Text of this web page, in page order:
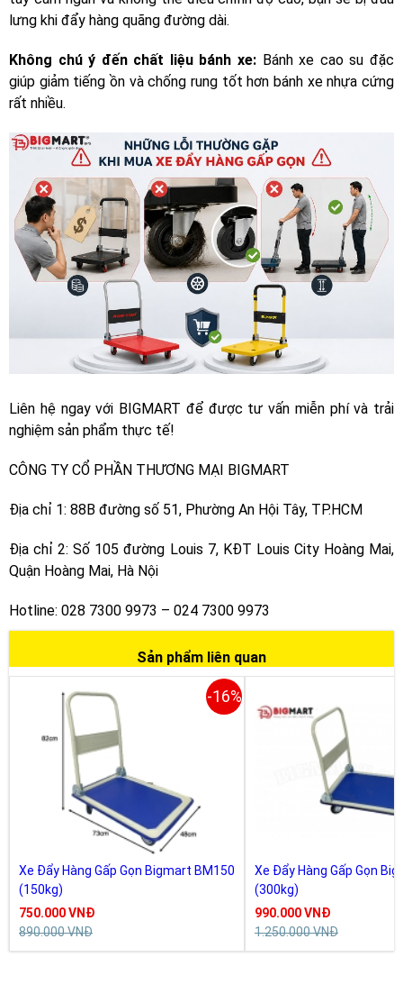
lưng khi đẩy hàng quãng đường dài.
Không chú ý đến chất liệu bánh xe: Bánh xe cao su đặc
giúp giảm tiếng ồn và chống rung tốt hơn bánh xe nhựa cứng
rất nhiều.
Liên hệ ngay với BIGMART để được tư vấn miễn phí và trải
nghiệm sản phẩm thực tế!
CÔNG TY CỔ PHẦN THƯƠNG MẠI BIGMART
Địa chỉ 1: 88B đường số 51, Phường An Hội Tây, TP.HCM
Địa chỉ 2: Số 105 đường Louis 7, KĐT Louis City Hoàng Mai,
Quận Hoàng Mai, Hà Nội
Hotline: 028 7300 9973 – 024 7300 9973
Sản phẩm liên quan
-16%
Xe Đẩy Hàng Gấp Gọn Bigmart BM150
(150kg)
750.000 VNĐ
890.000 VNĐ
Xe Đẩy Hàng Gấp Gọn
(300kg)
990.000 VNĐ
1.250.000 VNĐ